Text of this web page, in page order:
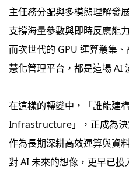
主任務分配與多模態理解發
支撐海量參數與即時反應能
而次世代的 GPU 運算叢集
慧化管理平台，都是這場 AI
在這樣的轉變中，「誰能建
Infrastructure」，正成為決
作為長期深耕高效運算與資
對 AI 未來的想像，更早已